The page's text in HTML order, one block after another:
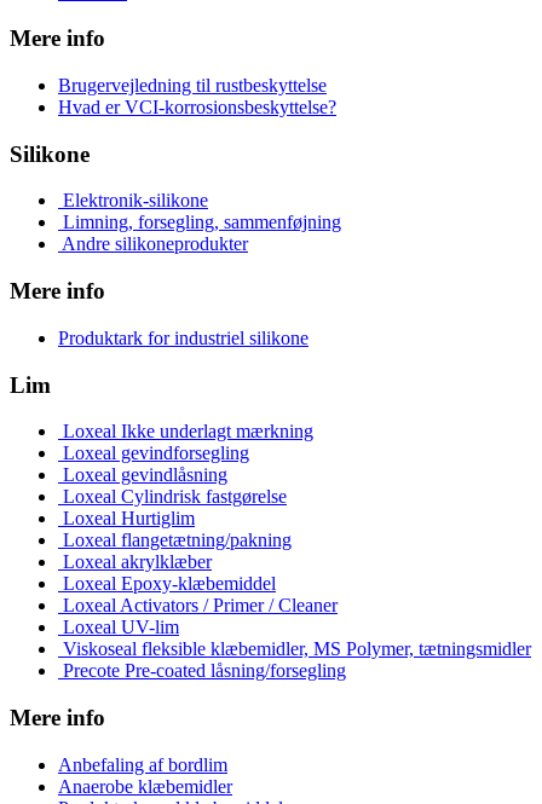
Mere info
Brugervejledning til rustbeskyttelse
Hvad er VCI-korrosionsbeskyttelse?
Silikone
Elektronik-silikone
Limning, forsegling, sammenføjning
Andre silikoneprodukter
Mere info
Produktark for industriel silikone
Lim
Loxeal Ikke underlagt mærkning
Loxeal gevindforsegling
Loxeal gevindlåsning
Loxeal Cylindrisk fastgørelse
Loxeal Hurtiglim
Loxeal flangetætning/pakning
Loxeal akrylklæber
Loxeal Epoxy-klæbemiddel
Loxeal Activators / Primer / Cleaner
Loxeal UV-lim
Viskoseal fleksible klæbemidler, MS Polymer, tætningsmidler
Precote Pre-coated låsning/forsegling
Mere info
Anbefaling af bordlim
Anaerobe klæbemidler